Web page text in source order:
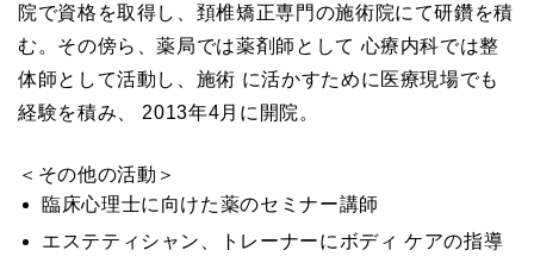
院で資格を取得し、頚椎矯正専門の施術院にて研鑽を積
む。その傍ら、薬局では薬剤師として 心療内科では整
体師として活動し、施術 に活かすために医療現場でも
経験を積み、 2013年4月に開院。
＜その他の活動＞
臨床心理士に向けた薬のセミナー講師
エステティシャン、トレーナーにボディ ケアの指導